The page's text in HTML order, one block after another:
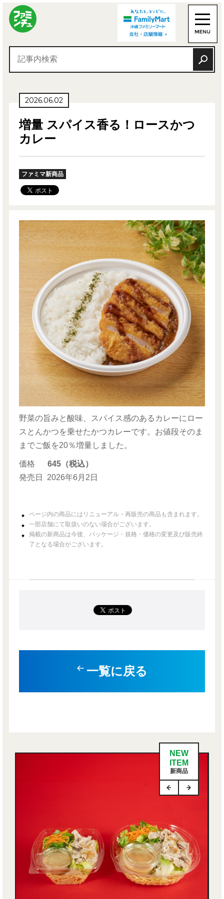
2026.06.02
増量 スパイス香る！ロースかつ
カレー
ファミマ新商品
野菜の旨みと酸味、スパイス感のあるカレーにロー
スとんかつを乗せたかつカレーです。お値段そのま
までご飯を20％増量しました。
価格
645（税込）
発売日
2026年6月2日
ページ内の商品にはリニューアル・再販売の商品も含まれます。
一部店舗にて取扱いのない場合がございます。
掲載の新商品は今後、パッケージ・規格・価格の変更及び販売終
了となる場合がございます。
一覧に戻る
NEW
ITEM
新商品